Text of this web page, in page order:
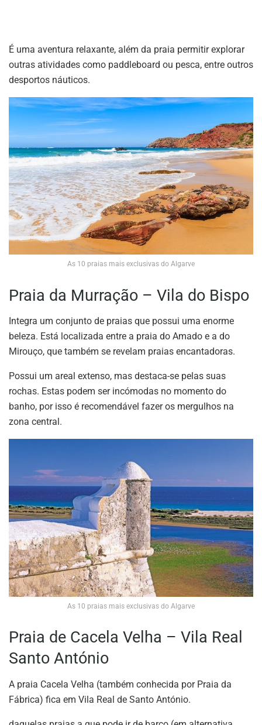
É uma aventura relaxante, além da praia permitir explorar
outras atividades como paddleboard ou pesca, entre outros
desportos náuticos.
As 10 praias mais exclusivas do Algarve
Praia da Murração – Vila do Bispo
Integra um conjunto de praias que possui uma enorme
beleza. Está localizada entre a praia do Amado e a do
Mirouço, que também se revelam praias encantadoras.
Possui um areal extenso, mas destaca-se pelas suas
rochas. Estas podem ser incómodas no momento do
banho, por isso é recomendável fazer os mergulhos na
zona central.
As 10 praias mais exclusivas do Algarve
Praia de Cacela Velha – Vila Real
Santo António
A praia Cacela Velha (também conhecida por Praia da
Fábrica) fica em Vila Real de Santo António.